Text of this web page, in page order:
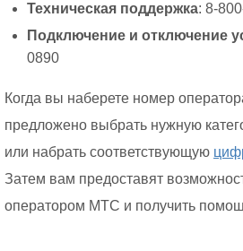
Техническая поддержка: 8-
Подключение и отключение
0890
Когда вы наберете номер
предложено выбрать нужную
или набрать соответствующую
Затем вам предоставят
оператором МТС и получить